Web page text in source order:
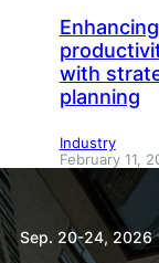
Enhancing
with
planning
Industry
February 11,
Sep. 20-24, 2026